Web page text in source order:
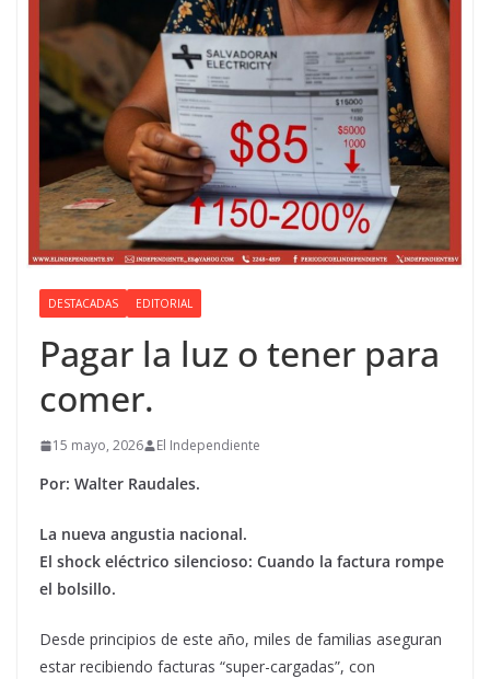
DESTACADAS EDITORIAL
Pagar la luz o tener para
comer.
15 mayo, 2026 El Independiente
Por: Walter Raudales.
La nueva angustia nacional.
El shock eléctrico silencioso: Cuando la factura rompe
el bolsillo.
Desde principios de este año, miles de familias aseguran
estar recibiendo facturas “super-cargadas”, con